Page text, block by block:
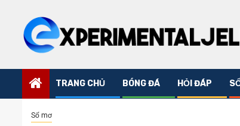
content
TRANG CHỦ BÓNG ĐÁ HỎI ĐÁP
Sổ mơ